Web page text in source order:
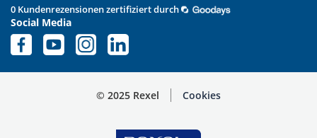
0 Kundenrezensionen zertifiziert durch
Social Media
© 2025 Rexel Cookies